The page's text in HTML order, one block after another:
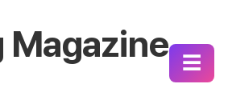
Magazine ☰